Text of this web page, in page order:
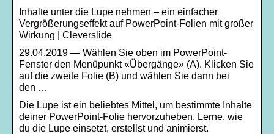
Inhalte unter die Lupe nehmen – ein einfacher
Vergrößerungseffekt auf PowerPoint-Folien mit großer
Wirkung | Cleverslide
29.04.2019 — Wählen Sie oben im PowerPoint-
Fenster den Menüpunkt «Übergänge» (A). Klicken Sie
auf die zweite Folie (B) und wählen Sie dann bei
den …
Die Lupe ist ein beliebtes Mittel, um bestimmte Inhalte
deiner PowerPoint-Folie hervorzuheben. Lerne, wie
du die Lupe einsetzt, erstellst und animierst.